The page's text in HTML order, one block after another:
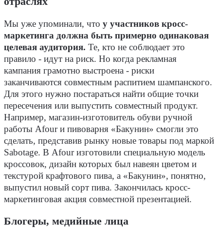
Мы уже упоминали, что у участников кросс-
маркетинга должна быть примерно одинаковая
целевая аудитория. Те, кто не соблюдает это
правило - идут на риск. Но когда рекламная
кампания грамотно выстроена - риски
заканчиваются совместным распитием шампанского.
Для этого нужно постараться найти общие точки
пересечения или выпустить совместный продукт.
Например, магазин-изготовитель обуви ручной
работы Afour и пивоварня «Бакунин» смогли это
сделать, представив рынку новые товары под маркой
Sabotage. В Afour изготовили специальную модель
кроссовок, дизайн которых был навеян цветом и
текстурой крафтового пива, а «Бакунин», понятно,
выпустил новый сорт пива. Закончилась кросс-
маркетинговая акция совместной презентацией.
Блогеры, медийные лица